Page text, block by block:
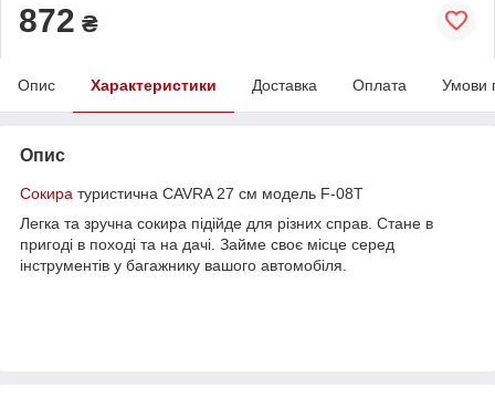
872 ₴
Опис Характеристики Доставка Оплата Умови
Опис
Сокира туристична CAVRA 27 см модель F-08T
Легка та зручна сокира підійде для різних справ. Стане в
пригоді в поході та на дачі. Займе своє місце серед
інструментів у багажнику вашого автомобіля.